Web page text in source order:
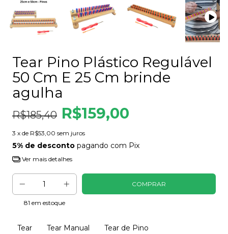
Tear Pino Plástico Regulável
50 Cm E 25 Cm brinde
agulha
R$185,40 R$159,00
3 x de R$53,00 sem juros
5% de desconto pagando com Pix
Ver mais detalhes
81 em estoque
Tear Tear Manual
Tear de Pino